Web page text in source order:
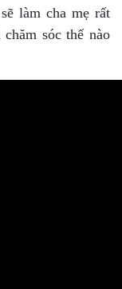
làm cha mẹ rất
sóc thế nào